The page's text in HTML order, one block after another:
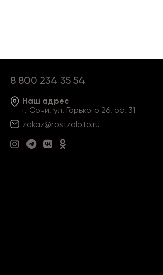
8 800 234 35 54
Наш адрес
г. Сочи, ул. Горького 26, оф. 31
zakaz@rostzoloto.ru